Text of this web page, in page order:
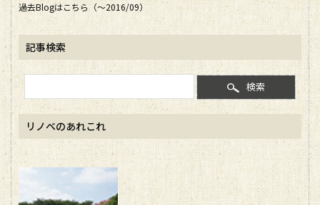
過去Blogはこちら（～2016/09）
記事検索
検索
リノベのあれこれ